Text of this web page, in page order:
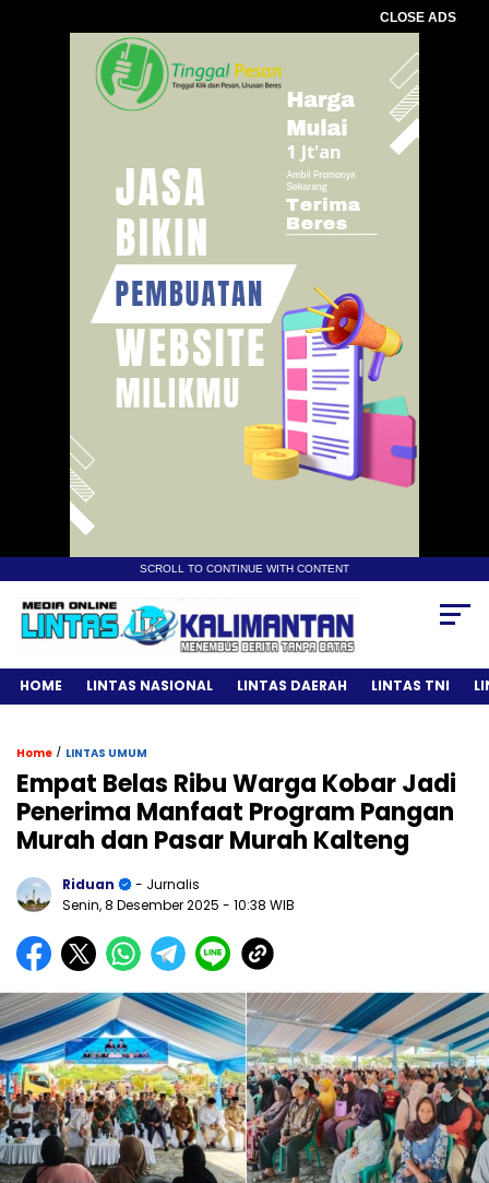
CLOSE ADS
SCROLL TO CONTINUE WITH CONTENT
HOME LINTAS NASIONAL LINTAS DAERAH LINTAS TNI
Home / LINTAS UMUM
Empat Belas Ribu Warga Kobar Jadi
Penerima Manfaat Program Pangan
Murah dan Pasar Murah Kalteng
Riduan
- Jurnalis
Senin, 8 Desember 2025 - 10:38 WIB